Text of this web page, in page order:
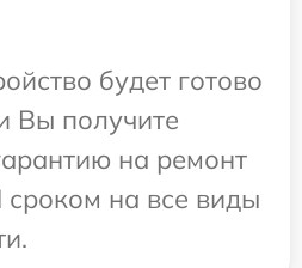
будет готово
Вы получите
на ремонт
сроком на все виды